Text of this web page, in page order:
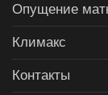
Опущение
Климакс
Контакты